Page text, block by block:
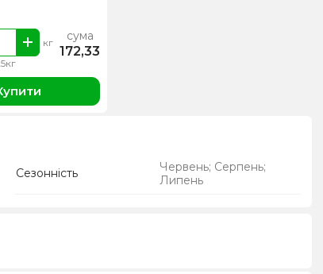
кг сума
172,33
Сезонність
Червень; Серпень;
Липень